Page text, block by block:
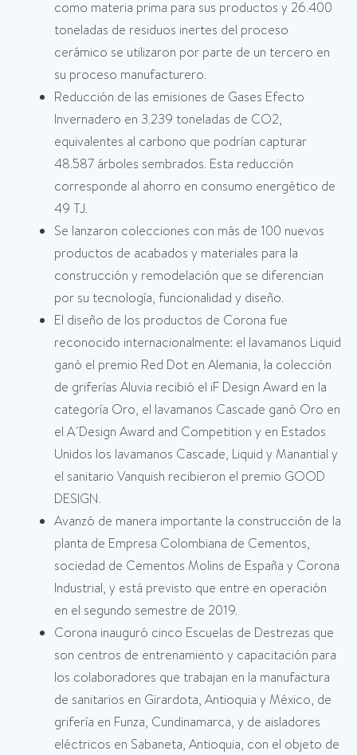
como materia prima para sus productos y 26.400
toneladas de residuos inertes del proceso
cerámico se utilizaron por parte de un tercero en
su proceso manufacturero.
Reducción de las emisiones de Gases Efecto
Invernadero en 3.239 toneladas de CO2,
equivalentes al carbono que podrían capturar
48.587 árboles sembrados. Esta reducción
corresponde al ahorro en consumo energético de
49 TJ.
Se lanzaron colecciones con más de 100 nuevos
productos de acabados y materiales para la
construcción y remodelación que se diferencian
por su tecnología, funcionalidad y diseño.
El diseño de los productos de Corona fue
reconocido internacionalmente: el lavamanos Liquid
ganó el premio Red Dot en Alemania, la colección
de griferías Aluvia recibió el iF Design Award en la
categoría Oro, el lavamanos Cascade ganó Oro en
el A´Design Award and Competition y en Estados
Unidos los lavamanos Cascade, Liquid y Manantial y
el sanitario Vanquish recibieron el premio GOOD
DESIGN.
Avanzó de manera importante la construcción de la
planta de Empresa Colombiana de Cementos,
sociedad de Cementos Molins de España y Corona
Industrial, y está previsto que entre en operación
en el segundo semestre de 2019.
Corona inauguró cinco Escuelas de Destrezas que
son centros de entrenamiento y capacitación para
los colaboradores que trabajan en la manufactura
de sanitarios en Girardota, Antioquia y México, de
grifería en Funza, Cundinamarca, y de aisladores
eléctricos en Sabaneta, Antioquia, con el objeto de